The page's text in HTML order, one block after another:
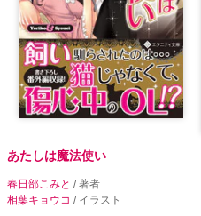
あたしは魔法使い
春日部こみと / 著者
相葉キョウコ / イラスト